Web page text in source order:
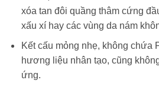
xóa tan đôi quầng thâm cứng
xấu xí hay các vùng da nám
Kết cấu mỏng nhẹ, không chứa
hương liệu nhân tạo, cũng
ứng.